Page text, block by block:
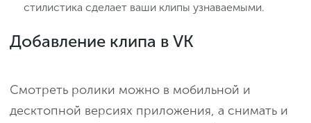
стилистика сделает ваши клипы узнаваемыми.
Добавление клипа в VK
Смотреть ролики можно в мобильной и
десктопной версиях приложения, а снимать и